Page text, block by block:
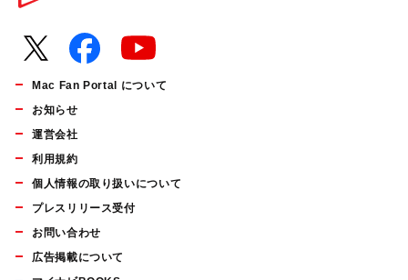
Mac Fan Portal について
お知らせ
運営会社
利用規約
個人情報の取り扱いについて
プレスリリース受付
お問い合わせ
広告掲載について